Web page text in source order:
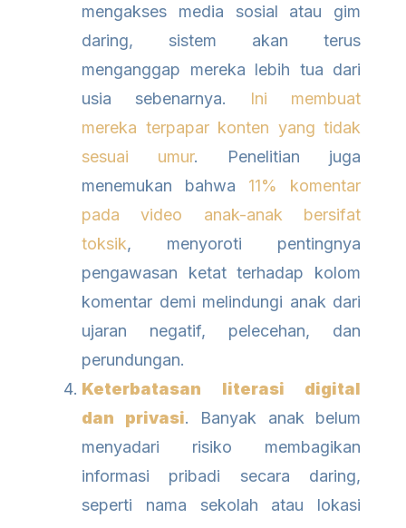
mengakses media sosial atau gim
daring, sistem akan terus
menganggap mereka lebih tua dari
usia sebenarnya. Ini membuat
mereka terpapar konten yang tidak
sesuai umur. Penelitian juga
menemukan bahwa 11% komentar
pada video anak-anak bersifat
toksik, menyoroti pentingnya
pengawasan ketat terhadap kolom
komentar demi melindungi anak dari
ujaran negatif, pelecehan, dan
perundungan.
Keterbatasan literasi digital
dan privasi. Banyak anak belum
menyadari risiko membagikan
informasi pribadi secara daring,
seperti nama sekolah atau lokasi